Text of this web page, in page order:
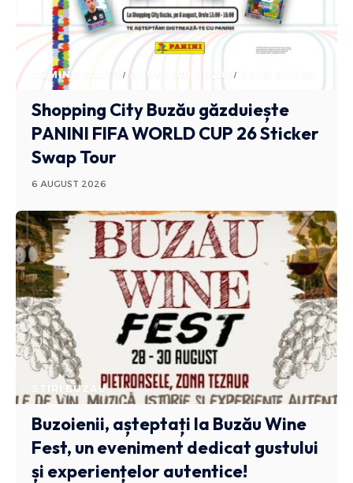
ADMINISTRATIV ANUNTURI BUZAU
Shopping City Buzău găzduiește
PANINI FIFA WORLD CUP 26 Sticker
Swap Tour
6 AUGUST 2026
STIRI BUZAU
Buzoienii, așteptați la Buzău Wine
Fest, un eveniment dedicat gustului
și experiențelor autentice!